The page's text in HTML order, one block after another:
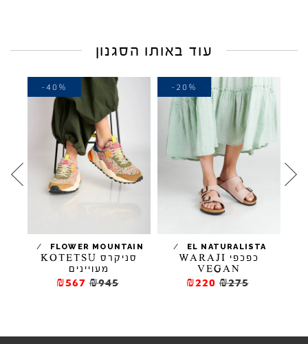
עוד באותו הסגנון
EL NATURALISTA
/
כפכפי WARAJI
VEGAN
₪275
₪220
-20%
FLOWER MOUNTAIN
/
סניקרס KOTETSU
מעויינים
₪945
₪567
-40%